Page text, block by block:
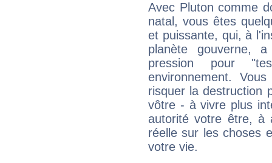
Avec Pluton comme
natal, vous êtes
et puissante, qui, à
planète gouverne,
pression pour
environnement.
risquer la destruction
vôtre - à vivre plus
autorité votre être, à
réelle sur les choses
votre vie.